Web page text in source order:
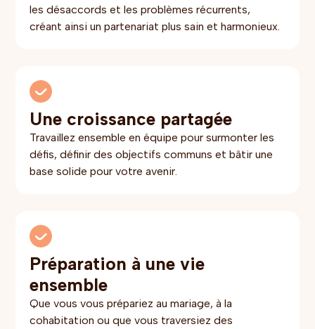
les désaccords et les problèmes récurrents,
créant ainsi un partenariat plus sain et harmonieux.
Une croissance partagée
Travaillez ensemble en équipe pour surmonter les
défis, définir des objectifs communs et bâtir une
base solide pour votre avenir.
Préparation à une vie
ensemble
Que vous vous prépariez au mariage, à la
cohabitation ou que vous traversiez des